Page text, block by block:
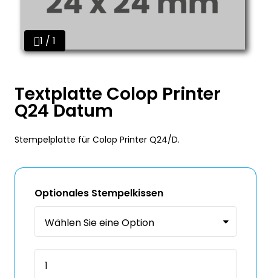
1 / 1
Textplatte Colop Printer
Q24 Datum
Stempelplatte für Colop Printer Q24/D.
Optionales Stempelkissen